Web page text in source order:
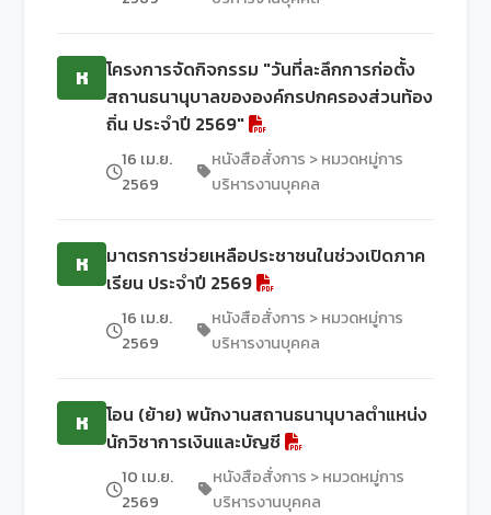
ห
โครงการจัดกิจกรรม "วันที่ละลึกการก่อตั้ง
สถานธนานุบาลขององค์กรปกครองส่วนท้อง
ถิ่น ประจำปี 2569"
16 เม.ย.
2569
หนังสือสั่งการ > หมวดหมู่การ
บริหารงานบุคคล
ห
มาตรการช่วยเหลือประชาชนในช่วงเปิดภาค
เรียน ประจำปี 2569
16 เม.ย.
2569
หนังสือสั่งการ > หมวดหมู่การ
บริหารงานบุคคล
ห
โอน (ย้าย) พนักงานสถานธนานุบาลตำแหน่ง
นักวิชาการเงินและบัญชี
10 เม.ย.
2569
หนังสือสั่งการ > หมวดหมู่การ
บริหารงานบุคคล